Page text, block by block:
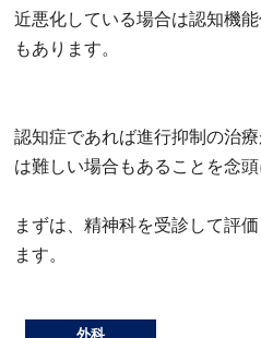
近悪化している場合は認知機
もあります。
認知症であれば進行抑制の治
は難しい場合もあることを念頭
まずは、精神科を受診して評
ます。
外科